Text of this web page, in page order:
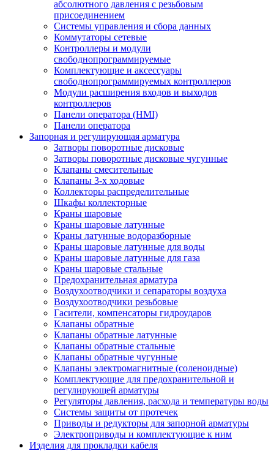
абсолютного давления с резьбовым
присоединением
Системы управления и сбора данных
Коммутаторы сетевые
Контроллеры и модули
свободнопрограммируемые
Комплектующие и аксессуары
свободнопрограммируемых контроллеров
Модули расширения входов и выходов
контроллеров
Панели оператора (HMI)
Панели оператора
Запорная и регулирующая арматура
Затворы поворотные дисковые
Затворы поворотные дисковые чугунные
Клапаны смесительные
Клапаны 3-х ходовые
Коллекторы распределительные
Шкафы коллекторные
Краны шаровые
Краны шаровые латунные
Краны латунные водоразборные
Краны шаровые латунные для воды
Краны шаровые латунные для газа
Краны шаровые стальные
Предохранительная арматура
Воздухоотводчики и сепараторы воздуха
Воздухоотводчики резьбовые
Гасители, компенсаторы гидроударов
Клапаны обратные
Клапаны обратные латунные
Клапаны обратные стальные
Клапаны обратные чугунные
Клапаны электромагнитные (соленоидные)
Комплектующие для предохранительной и
регулирующей арматуры
Регуляторы давления, расхода и температуры воды
Системы защиты от протечек
Приводы и редукторы для запорной арматуры
Электроприводы и комплектующие к ним
Изделия для прокладки кабеля